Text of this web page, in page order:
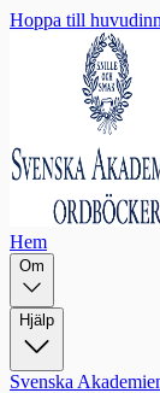
Hoppa till
Hem
Om
Hjälp
Svenska